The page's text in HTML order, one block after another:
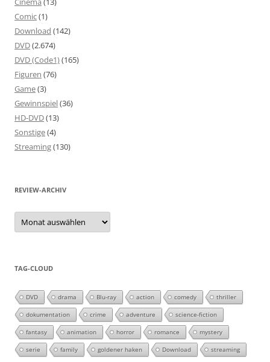
Comic(1)
Download (142)
DVD(2.674)
DVD (Code1)(165)
Figuren (76)
Game(3)
Gewinnspiel(36)
HD-DVD(13)
Sonstige(4)
Streaming(130)
REVIEW-ARCHIV
Review-
Archiv
TAG-CLOUD
DVD drama Blu-ray action comedy thriller
dokumentation crime adventure science-fiction
fantasy animation horror romance mystery
serie family goldener haken Download streaming